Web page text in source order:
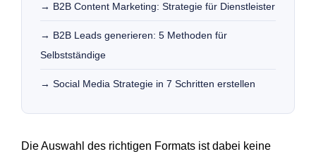
→ B2B Content Marketing: Strategie für Dienstleister
→ B2B Leads generieren: 5 Methoden für
Selbstständige
→ Social Media Strategie in 7 Schritten erstellen
Die Auswahl des richtigen Formats ist dabei keine